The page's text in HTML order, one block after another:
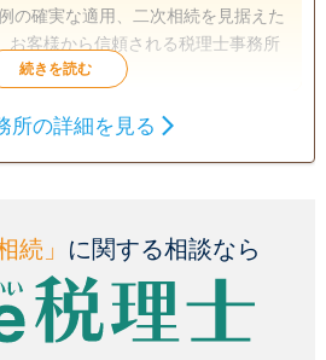
の確実な適用、二次相続を見据えた
お客様から信頼される税理士事務所
相続財産調査
所の詳細を見る
続」 に関する相談なら